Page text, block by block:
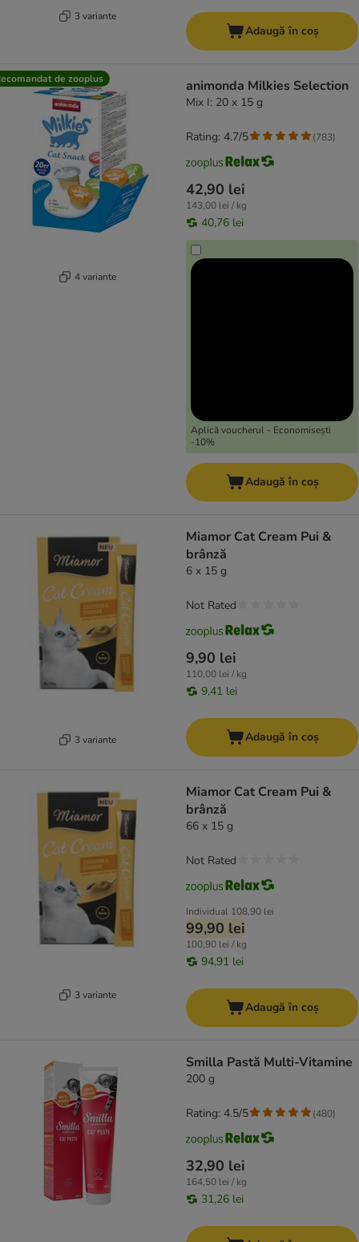
3 variante
Adaugă în coș
de zooplus
4 variante
animonda Milkies Selection
Mix I: 20 x 15 g
42,90 lei
143,00 lei / kg
40,76 lei
Aplică voucherul - Economisești
-10%
Rating: 4.7/5 (783)
Adaugă în coș
3 variante
Miamor Cat Cream Pui &
brânză
6 x 15 g
9,90 lei
110,00 lei / kg
9,41 lei
Not Rated
Adaugă în coș
3 variante
Miamor Cat Cream Pui &
brânză
66 x 15 g
Individual 108,90 lei
99,90 lei
100,90 lei / kg
94,91 lei
Not Rated
Adaugă în coș
Smilla Pastă Multi-Vitamine
200 g
32,90 lei
164,50 lei / kg
31,26 lei
Rating: 4.5/5 (480)